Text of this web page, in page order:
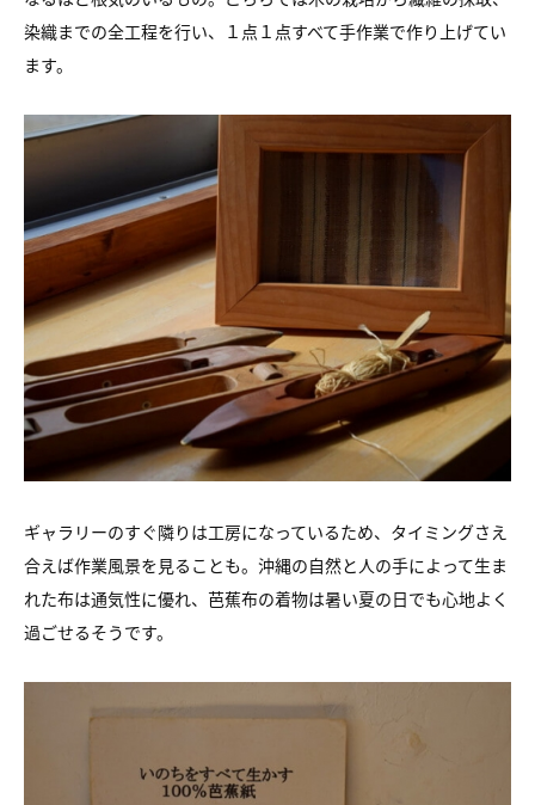
染織までの全工程を行い、１点１点すべて手作業で作り上げてい
ます。
ギャラリーのすぐ隣りは工房になっているため、タイミングさえ
合えば作業風景を見ることも。沖縄の自然と人の手によって生ま
れた布は通気性に優れ、芭蕉布の着物は暑い夏の日でも心地よく
過ごせるそうです。